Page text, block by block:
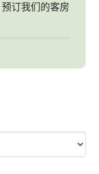
订我们的客房